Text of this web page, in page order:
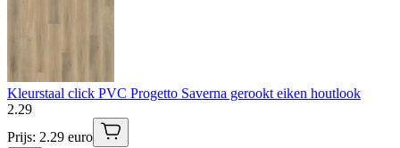
Kleurstaal click PVC Progetto Saverna gerookt eiken houtlook
2.29
Prijs: 2.29 euro